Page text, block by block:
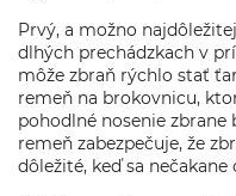
Prvý, a možno
dlhých prechádzkach v
môže zbraň rýchlo stať
remeň na brokovnicu,
pohodlné nosenie zbrane
remeň zabezpečuje, že
dôležité, keď sa nečakane